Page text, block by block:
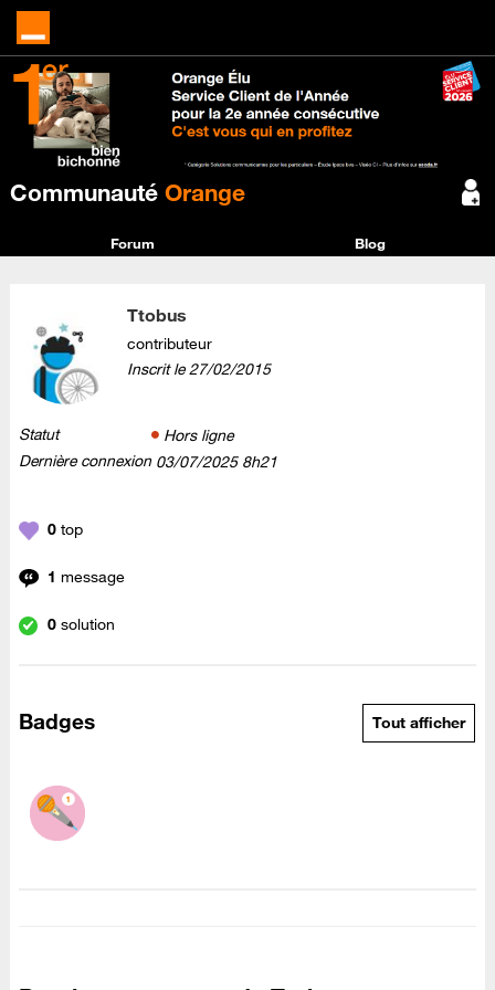
Communauté Orange
Forum Blog
Ttobus
contributeur
Inscrit le‎27/02/2015
Statut
Hors ligne
Dernière connexion ‎03/07/2025 8h21
0 top
1 message
0 solution
Badges Tout afficher